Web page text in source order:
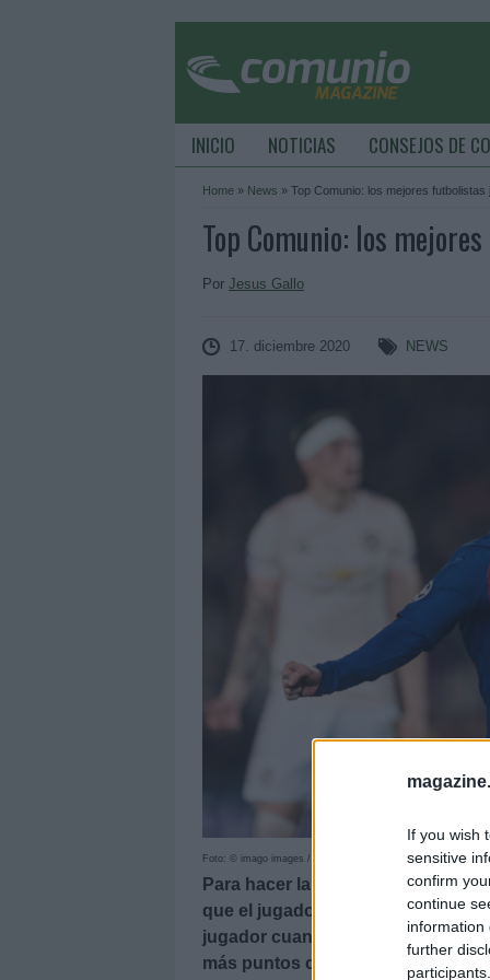
If you wish
sensitive
confirm
continue
information
further
INICIO NOTICIAS CONSEJOS DE
Home » News » Top Comunio: los mejores futbolistas
Top Comunio: los
Por Jesus Gallo
17. diciembre 2020 NEWS
Foto: © imago images / DeFodi059
Para hacer la alineación hay que
que el jugador sea titular, su
jugador cuando juega en su
más puntos consiguen jugando